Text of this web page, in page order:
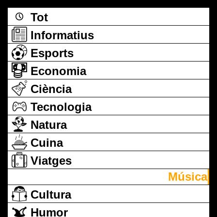
Tot
Informatius
Esports
Economia
Ciència
Tecnologia
Natura
Cuina
Viatges
Música
Cultura
Humor